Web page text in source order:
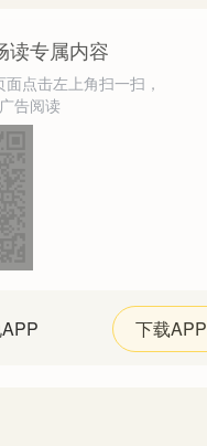
读专属内容
点击左上角扫一扫，
告阅读
下载APP